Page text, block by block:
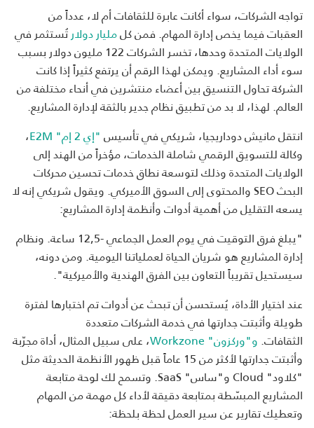
تواجه الشركات، سواء أكانت عابرة للثقافات أم لا، عدداً من
العقبات فيما يخص إدارة المهام. فمن كلمليار دولارتُستثمر في
الولايات المتحدة وحدها، تخسر الشركات 122 مليون دولار بسبب
سوء أداء المشاريع. ويمكن لهذا الرقم أن يرتفع كثيراً إذا كانت
الشركة تحاول التنسيق بين أعضاء منتشرين في أنحاء مختلفة من
العالم. لهذا، لا بد من تطبيق نظام جدير بالثقة لإدارة المشاريع.
انتقل مانيش دوداريجيا، شريكي في تأسيس"إي 2 إم" E2M
،
وكالة للتسويق الرقمي شاملة الخدمات، مؤخراً من الهند إلى
الولايات المتحدة وذلك لتوسعة نطاق خدمات تحسين محركات
البحث SEO والمحتوى إلى السوق الأميركي. ويقول شريكي إنه لا
يسعه التقليل من أهمية أدوات وأنظمة إدارة المشاريع:
"يبلغ فرق التوقيت في يوم العمل الجماعي -12,5 ساعة. ونظام
إدارة المشاريع هو شريان الحياة لعملياتنا اليومية. ومن دونه،
سيستحيل تقريباً التعاون بين الفرق الهندية والأميركية".
عند اختيار الأداة، يُستحسن أن تبحث عن أدوات تم اختبارها لفترة
طويلة وأثبتت جدارتها في خدمة الشركات متعددة
الثقافات.و"وركزون" Workzone
، على سبيل المثال، أداة مجرّبة
وأثبتت جدارتها لأكثر من 15 عاماً قبل ظهور الأنظمة الحديثة مثل
"كلاود" Cloud و"ساس" SaaS. وتسمح لك لوحة متابعة
المشاريع المبسّطة بمتابعة دقيقة لأداء كل مهمة من المهام
وتعطيك تقارير عن سير العمل لحظة بلحظة: